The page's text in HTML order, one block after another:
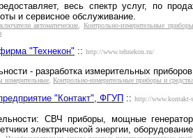
весь спектр услуг, по
и сервисное обслуживание.
автоматические Контрольно-измерительные
"Технекон" :: http://www.tehnekon.ru/
- разработка измерительных
измерительные, Контрольно-измерительные приборы и
"Контакт", ФГУП :: http://www.kontakt-
СВЧ приборы, мощные
электрической энергии,